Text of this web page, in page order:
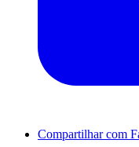
Compartilhar com